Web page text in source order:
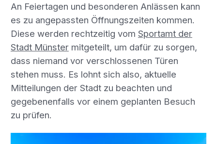
An Feiertagen und besonderen Anlässen kann
es zu angepassten Öffnungszeiten kommen.
Diese werden rechtzeitig vom Sportamt der
Stadt Münstermitgeteilt, um dafür zu sorgen,
dass niemand vor verschlossenen Türen
stehen muss. Es lohnt sich also, aktuelle
Mitteilungen der Stadt zu beachten und
gegebenenfalls vor einem geplanten Besuch
zu prüfen.